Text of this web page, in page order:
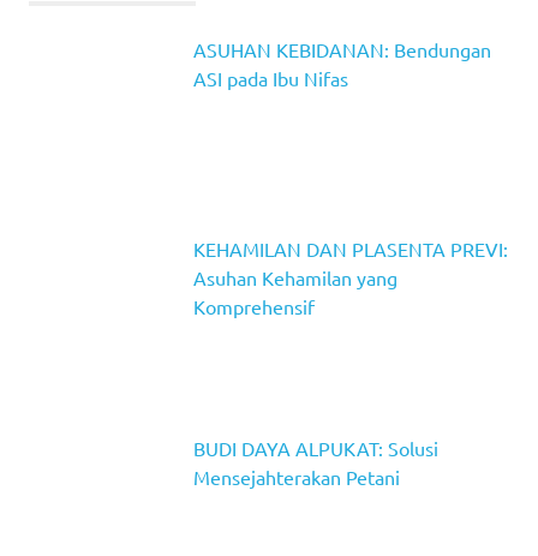
ASUHAN KEBIDANAN: Bendungan
ASI pada Ibu Nifas
KEHAMILAN DAN PLASENTA PREVI:
Asuhan Kehamilan yang
Komprehensif
BUDI DAYA ALPUKAT: Solusi
Mensejahterakan Petani